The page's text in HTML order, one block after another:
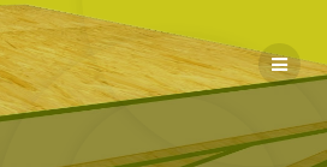
Перейти
содержимому